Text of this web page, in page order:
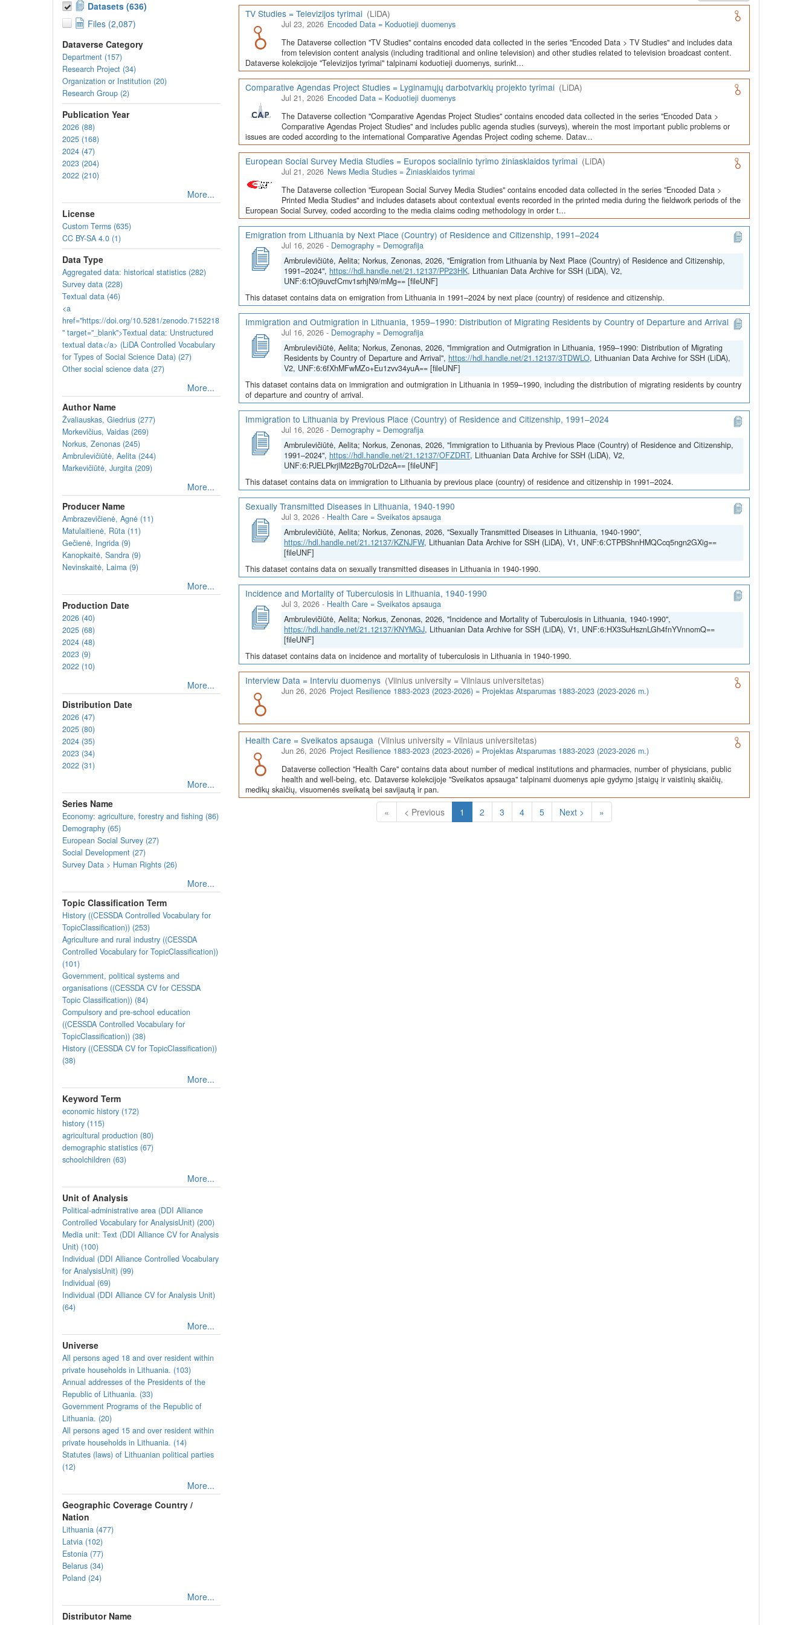
Datasets (636)
Files (2,087)
Dataverse Category
Department (157)
Research Project (34)
Organization or Institution (20)
Research Group (2)
Publication Year
2026 (88)
2025 (168)
2024 (47)
2023 (204)
2022 (210)
More...
License
Custom Terms (635)
CC BY-SA 4.0 (1)
Data Type
Aggregated data: historical statistics (282)
Survey data (228)
Textual data (46)
<a
href="https://doi.org/10.5281/zenodo.7152218
" target="_blank">Textual data: Unstructured
textual data</a> (LiDA Controlled Vocabulary
for Types of Social Science Data) (27)
Other social science data (27)
More...
Author Name
Žvaliauskas, Giedrius (277)
Morkevičius, Vaidas (269)
Norkus, Zenonas (245)
Ambrulevičiūtė, Aelita (244)
Markevičiūtė, Jurgita (209)
More...
Producer Name
Ambrazevičienė, Agnė (11)
Matulaitienė, Rūta (11)
Gečienė, Ingrida (9)
Kanopkaitė, Sandra (9)
Nevinskaitė, Laima (9)
More...
Production Date
2026 (40)
2025 (68)
2024 (48)
2023 (9)
2022 (10)
More...
Distribution Date
2026 (47)
2025 (80)
2024 (35)
2023 (34)
2022 (31)
More...
Series Name
Economy: agriculture, forestry and fishing (86)
Demography (65)
European Social Survey (27)
Social Development (27)
Survey Data > Human Rights (26)
More...
Topic Classification Term
History ((CESSDA Controlled Vocabulary for
TopicClassification)) (253)
Agriculture and rural industry ((CESSDA
Controlled Vocabulary for TopicClassification))
(101)
Government, political systems and
organisations ((CESSDA CV for CESSDA
Topic Classification)) (84)
Compulsory and pre-school education
((CESSDA Controlled Vocabulary for
TopicClassification)) (38)
History ((CESSDA CV for TopicClassification))
(38)
More...
Keyword Term
economic history (172)
history (115)
agricultural production (80)
demographic statistics (67)
schoolchildren (63)
More...
Unit of Analysis
Political-administrative area (DDI Alliance
Controlled Vocabulary for AnalysisUnit) (200)
Media unit: Text (DDI Alliance CV for Analysis
Unit) (100)
Individual (DDI Alliance Controlled Vocabulary
for AnalysisUnit) (99)
Individual (69)
Individual (DDI Alliance CV for Analysis Unit)
(64)
More...
Universe
All persons aged 18 and over resident within
private households in Lithuania. (103)
Annual addresses of the Presidents of the
Republic of Lithuania. (33)
Government Programs of the Republic of
Lithuania. (20)
All persons aged 15 and over resident within
private households in Lithuania. (14)
Statutes (laws) of Lithuanian political parties
(12)
More...
Geographic Coverage Country /
Nation
Lithuania (477)
Latvia (102)
Estonia (77)
Belarus (34)
Poland (24)
More...
Distributor Name
TV Studies = Televizijos tyrimai (LiDA)
Jul 23, 2026 Encoded Data = Koduotieji duomenys
The Dataverse collection "TV Studies" contains encoded data collected in the series "Encoded Data > TV Studies" and includes data
from television content analysis (including traditional and online television) and other studies related to television broadcast content.
Dataverse kolekcijoje "Televizijos tyrimai" talpinami koduotieji duomenys, surinkt...
Comparative Agendas Project Studies = Lyginamųjų darbotvarkių projekto tyrimai (LiDA)
Jul 21, 2026 Encoded Data = Koduotieji duomenys
The Dataverse collection "Comparative Agendas Project Studies" contains encoded data collected in the series "Encoded Data >
Comparative Agendas Project Studies" and includes public agenda studies (surveys), wherein the most important public problems or
issues are coded according to the international Comparative Agendas Project coding scheme. Datav...
European Social Survey Media Studies = Europos socialinio tyrimo žiniasklaidos tyrimai (LiDA)
Jul 21, 2026 News Media Studies = Žiniasklaidos tyrimai
The Dataverse collection "European Social Survey Media Studies" contains encoded data collected in the series "Encoded Data >
Printed Media Studies" and includes datasets about contextual events recorded in the printed media during the fieldwork periods of the
European Social Survey, coded according to the media claims coding methodology in order t...
Emigration from Lithuania by Next Place (Country) of Residence and Citizenship, 1991–2024
Jul 16, 2026 - Demography = Demografija
Ambrulevičiūtė, Aelita; Norkus, Zenonas, 2026, "Emigration from Lithuania by Next Place (Country) of Residence and Citizenship,
1991–2024", https://hdl.handle.net/21.12137/PP23HK, Lithuanian Data Archive for SSH (LiDA), V2,
UNF:6:tOj9uvcfCmv1srhjN9/mMg== [fileUNF]
This dataset contains data on emigration from Lithuania in 1991–2024 by next place (country) of residence and citizenship.
Immigration and Outmigration in Lithuania, 1959–1990: Distribution of Migrating Residents by Country of Departure and Arrival
Jul 16, 2026 - Demography = Demografija
Ambrulevičiūtė, Aelita; Norkus, Zenonas, 2026, "Immigration and Outmigration in Lithuania, 1959–1990: Distribution of Migrating
Residents by Country of Departure and Arrival", https://hdl.handle.net/21.12137/3TDWLO, Lithuanian Data Archive for SSH (LiDA),
V2, UNF:6:6fXhMFwMZo+Eu1zvv34yuA== [fileUNF]
This dataset contains data on immigration and outmigration in Lithuania in 1959–1990, including the distribution of migrating residents by country
of departure and country of arrival.
Immigration to Lithuania by Previous Place (Country) of Residence and Citizenship, 1991–2024
Jul 16, 2026 - Demography = Demografija
Ambrulevičiūtė, Aelita; Norkus, Zenonas, 2026, "Immigration to Lithuania by Previous Place (Country) of Residence and Citizenship,
1991–2024", https://hdl.handle.net/21.12137/OFZDRT, Lithuanian Data Archive for SSH (LiDA), V2,
UNF:6:PJELPkrjlM22Bg70LrD2cA== [fileUNF]
This dataset contains data on immigration to Lithuania by previous place (country) of residence and citizenship in 1991–2024.
Sexually Transmitted Diseases in Lithuania, 1940-1990
Jul 3, 2026 - Health Care = Sveikatos apsauga
Ambrulevičiūtė, Aelita; Norkus, Zenonas, 2026, "Sexually Transmitted Diseases in Lithuania, 1940-1990",
https://hdl.handle.net/21.12137/KZNJFW, Lithuanian Data Archive for SSH (LiDA), V1, UNF:6:CTPBShnHMQCcq5ngn2GXig==
[fileUNF]
This dataset contains data on sexually transmitted diseases in Lithuania in 1940-1990.
Incidence and Mortality of Tuberculosis in Lithuania, 1940-1990
Jul 3, 2026 - Health Care = Sveikatos apsauga
Ambrulevičiūtė, Aelita; Norkus, Zenonas, 2026, "Incidence and Mortality of Tuberculosis in Lithuania, 1940-1990",
https://hdl.handle.net/21.12137/KNYMGJ, Lithuanian Data Archive for SSH (LiDA), V1, UNF:6:HX3SuHsznLGh4fnYVnnomQ==
[fileUNF]
This dataset contains data on incidence and mortality of tuberculosis in Lithuania in 1940-1990.
Interview Data = Interviu duomenys (Vilnius university = Vilniaus universitetas)
Jun 26, 2026 Project Resilience 1883-2023 (2023-2026) = Projektas Atsparumas 1883-2023 (2023-2026 m.)
Health Care = Sveikatos apsauga (Vilnius university = Vilniaus universitetas)
Jun 26, 2026 Project Resilience 1883-2023 (2023-2026) = Projektas Atsparumas 1883-2023 (2023-2026 m.)
Dataverse collection "Health Care" contains data about number of medical institutions and pharmacies, number of physicians, public
health and well-being, etc. Dataverse kolekcijoje "Sveikatos apsauga" talpinami duomenys apie gydymo įstaigų ir vaistinių skaičių,
medikų skaičių, visuomenės sveikatą bei savijautą ir pan.
« < Previous 1 (Current)
2 3 4 5 Next > »